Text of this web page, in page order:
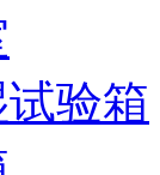
验箱